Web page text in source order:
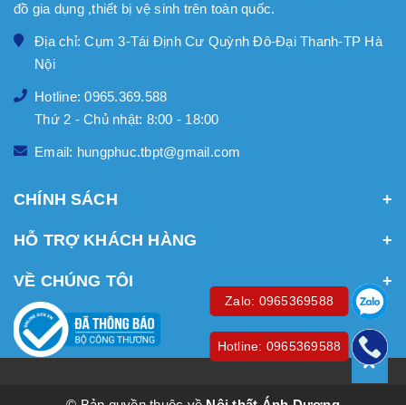
đồ gia dụng ,thiết bị vệ sinh trên toàn quốc.
Địa chỉ: Cụm 3-Tái Định Cư Quỳnh Đô-Đại Thanh-TP Hà
Nội
Hotline: 0965.369.588
Thứ 2 - Chủ nhật: 8:00 - 18:00
Email: hungphuc.tbpt@gmail.com
CHÍNH SÁCH
HỖ TRỢ KHÁCH HÀNG
VỀ CHÚNG TÔI
Zalo: 0965369588
Hotline: 0965369588